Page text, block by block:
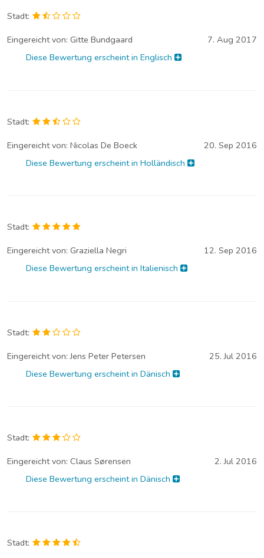
Stadt:
Eingereicht von: Gitte Bundgaard
7. Aug 2017
Diese Bewertung erscheint in Englisch
Stadt:
Eingereicht von: Nicolas De Boeck
20. Sep 2016
Diese Bewertung erscheint in Holländisch
Stadt:
Eingereicht von: Graziella Negri
12. Sep 2016
Diese Bewertung erscheint in Italienisch
Stadt:
Eingereicht von:Jens Peter Petersen
25. Jul 2016
Diese Bewertung erscheint in Dänisch
Stadt:
Eingereicht von: Claus Sørensen
2. Jul 2016
Diese Bewertung erscheint in Dänisch
Stadt: